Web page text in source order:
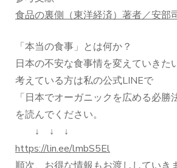
食品の裏側（東洋経済）著者／安部
「本当の食事」とは何か？
日本の不安な食事情を変えていきた
考えている方は私の公式LINEで
「日本でオーガニックを広める必勝
を読んでください。
↓ ↓ ↓
https://lin.ee/lmbS5El